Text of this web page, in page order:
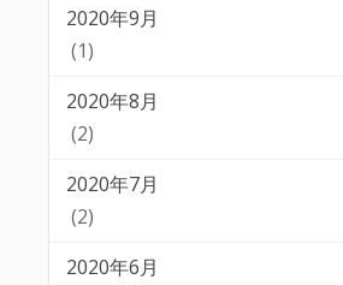
2020年9月
(1)
2020年8月
(2)
2020年7月
(2)
2020年6月